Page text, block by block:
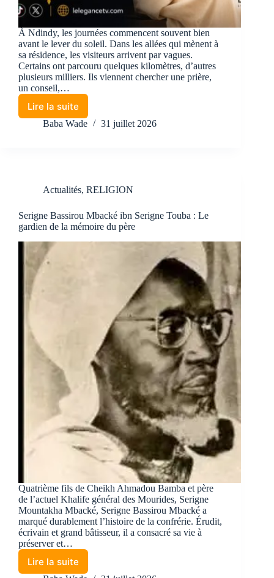
À Ndindy, les journées commencent souvent bien
avant le lever du soleil. Dans les allées qui mènent à
sa résidence, les visiteurs arrivent par vagues.
Certains ont parcouru quelques kilomètres, d’autres
plusieurs milliers. Ils viennent chercher une prière,
un conseil,…
Lire la suite
Baba Wade 31 juillet 2026
Actualités, RELIGION
Serigne Bassirou Mbacké ibn Serigne Touba : Le
gardien de la mémoire du père
Quatrième fils de Cheikh Ahmadou Bamba et père
de l’actuel Khalife général des Mourides, Serigne
Mountakha Mbacké, Serigne Bassirou Mbacké a
marqué durablement l’histoire de la confrérie. Érudit,
écrivain et grand bâtisseur, il a consacré sa vie à
préserver et…
Lire la suite